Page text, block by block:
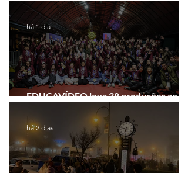
Convergência na Região das Hortênsias
EDUCAVÍDEO leva 38 produções ao
Festival de Cinema de Gramado
há 1 dia
há 2 dias